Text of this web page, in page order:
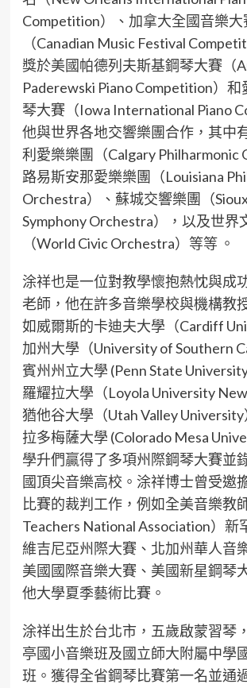
Competition）、加拿大全國音樂大
（Canadian Music Festival
獎於美國帕德列夫斯基鋼琴大賽（
Paderewski Piano Competition）和
琴大賽（Iowa International Piano
他與世界各地交響樂團合作，其中
利愛樂樂團（Calgary Philharmonic
路易斯安那愛樂樂團（Louisiana
Orchestra）、蘇城交響樂團（
Symphony Orchestra），以及世界
（World Civic Orchestra）等等 。
涂祥也是一位對教學懷抱熱忱與成
老師，他在許多音樂學校與機構教
如威爾斯的卡迪夫大學（Cardiff
加州大學（University of Southern
賓州州立大學 (Penn State
羅耀拉大學（Loyola University
猶他谷大學（Utah Valley
拉多梅薩大學 (Colorado Mesa
學升們贏得了多項州際鋼琴大賽並
國頂尖音樂高校。涂祥博士曾受邀
比賽的裁判工作，例如全美音樂教
Teachers National Association）新
維吉尼亞州際大賽、北加州華人音
美國國際音樂大賽、美國新星鋼琴
他大學夏季藝術比賽。
涂祥出生於台北市，五歲啟蒙習琴
亭國小音樂班及國立師大附屬中學
班。獲得全省鋼琴比賽第一名並通